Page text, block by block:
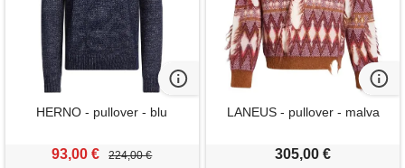
HERNO - pullover - blu
93,00 € 224,00 €
LANEUS - pullover - malva
305,00 €